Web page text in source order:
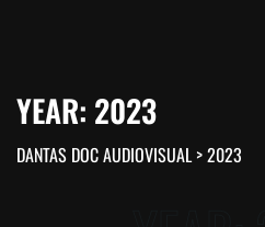
YEAR: 2023
DANTAS DOC AUDIOVISUAL >2023